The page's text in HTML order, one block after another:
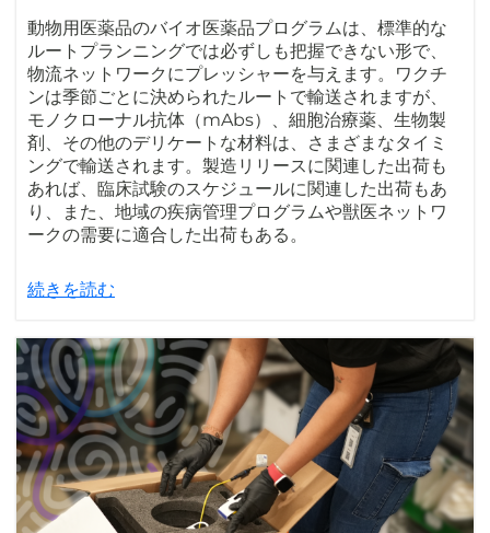
動物用医薬品のバイオ医薬品プログラムは、標準的な
ルートプランニングでは必ずしも把握できない形で、
物流ネットワークにプレッシャーを与えます。ワクチ
ンは季節ごとに決められたルートで輸送されますが、
モノクローナル抗体（mAbs）、細胞治療薬、生物製
剤、その他のデリケートな材料は、さまざまなタイミ
ングで輸送されます。製造リリースに関連した出荷も
あれば、臨床試験のスケジュールに関連した出荷もあ
り、また、地域の疾病管理プログラムや獣医ネットワ
ークの需要に適合した出荷もある。
続きを読む